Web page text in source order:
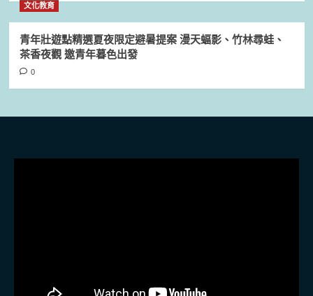
文化教育
青年壯遊點精選夏夜限定避暑提案 漫天蝠影、竹林尋蛙、
茶香夜觀 邀青年暮色出發
0